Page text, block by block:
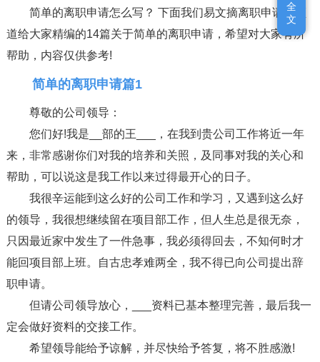
简单的离职申请怎么写？ 下面我们易文摘离职申请书频
道给大家精编的14篇关于简单的离职申请，希望对大家有所
帮助，内容仅供参考!
简单的离职申请篇1
尊敬的公司领导：
您们好!我是__部的王___，在我到贵公司工作将近一年
来，非常感谢你们对我的培养和关照，及同事对我的关心和
帮助，可以说这是我工作以来过得最开心的日子。
我很辛运能到这么好的公司工作和学习，又遇到这么好
的领导，我很想继续留在项目部工作，但人生总是很无奈，
只因最近家中发生了一件急事，我必须得回去，不知何时才
能回项目部上班。自古忠孝难两全，我不得已向公司提出辞
职申请。
但请公司领导放心，___资料已基本整理完善，最后我一
定会做好资料的交接工作。
希望领导能给予谅解，并尽快给予答复，将不胜感激!
全
文
全
文